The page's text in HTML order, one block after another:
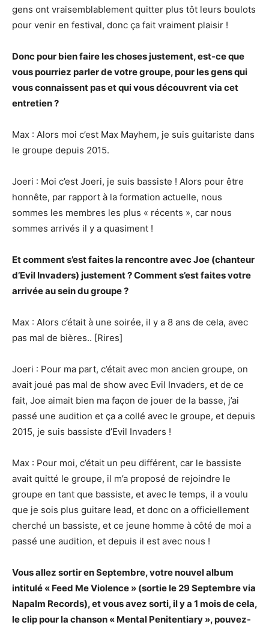
gens ont vraisemblablement quitter plus tôt leurs boulots
pour venir en festival, donc ça fait vraiment plaisir !
Donc pour bien faire les choses justement, est-ce que
vous pourriez parler de votre groupe, pour les gens qui
vous connaissent pas et qui vous découvrent via cet
entretien ?
Max : Alors moi c’est Max Mayhem, je suis guitariste dans
le groupe depuis 2015.
Joeri : Moi c’est Joeri, je suis bassiste ! Alors pour être
honnête, par rapport à la formation actuelle, nous
sommes les membres les plus « récents », car nous
sommes arrivés il y a quasiment !
Et comment s’est faites la rencontre avec Joe (chanteur
d’Evil Invaders) justement ? Comment s’est faites votre
arrivée au sein du groupe ?
Max : Alors c’était à une soirée, il y a 8 ans de cela, avec
pas mal de bières.. [Rires]
Joeri : Pour ma part, c’était avec mon ancien groupe, on
avait joué pas mal de show avec Evil Invaders, et de ce
fait, Joe aimait bien ma façon de jouer de la basse, j’ai
passé une audition et ça a collé avec le groupe, et depuis
2015, je suis bassiste d’Evil Invaders !
Max : Pour moi, c’était un peu différent, car le bassiste
avait quitté le groupe, il m’a proposé de rejoindre le
groupe en tant que bassiste, et avec le temps, il a voulu
que je sois plus guitare lead, et donc on a officiellement
cherché un bassiste, et ce jeune homme à côté de moi a
passé une audition, et depuis il est avec nous !
Vous allez sortir en Septembre, votre nouvel album
intitulé « Feed Me Violence » (sortie le 29 Septembre via
Napalm Records), et vous avez sorti, il y a 1 mois de cela,
le clip pour la chanson « Mental Penitentiary », pouvez-